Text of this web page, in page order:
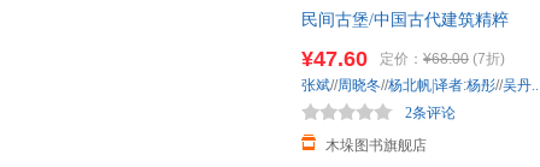
民间古堡/中国古代建筑精粹
¥47.60 定价： ¥68.00 (7折)
木垛图书旗舰店
2条评论
张斌//周晓冬//杨北帆|译者:杨彤//吴丹..